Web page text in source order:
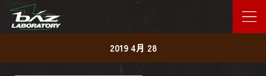
2019 4月 28